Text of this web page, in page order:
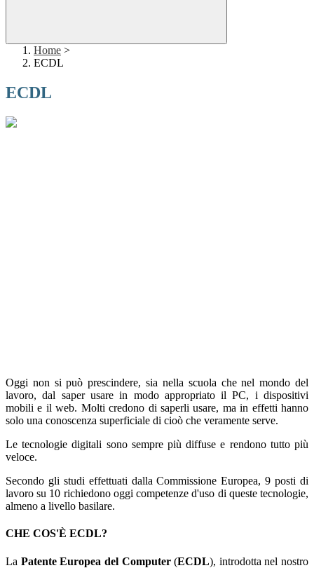
Home >
ECDL
ECDL
Oggi non si può prescindere, sia nella scuola che nel mondo del
lavoro, dal saper usare in modo appropriato il PC, i dispositivi
mobili e il web. Molti credono di saperli usare, ma in effetti hanno
solo una conoscenza superficiale di cioò che veramente serve.
Le tecnologie digitali sono sempre più diffuse e rendono tutto più
veloce.
Secondo gli studi effettuati dalla Commissione Europea, 9 posti di
lavoro su 10 richiedono oggi competenze d'uso di queste tecnologie,
almeno a livello basilare.
CHE COS'È ECDL?
La Patente Europea del Computer(ECDL), introdotta nel nostro